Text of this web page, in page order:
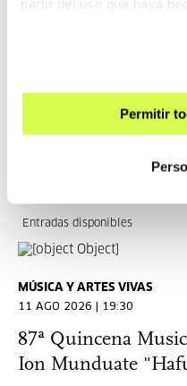
partir del uso que haya
Permitir
Entradas disponibles
MÚSICA Y ARTES VIVAS
11 AGO 2026 | 19:30
87ª Quincena
Ion Munduate